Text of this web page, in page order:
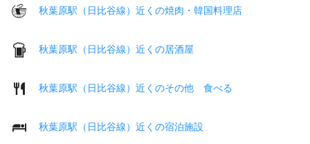
秋葉原駅（日比谷線）近くの焼肉・韓国料理店
秋葉原駅（日比谷線）近くの居酒屋
秋葉原駅（日比谷線）近くのその他 食べる
秋葉原駅（日比谷線）近くの宿泊施設